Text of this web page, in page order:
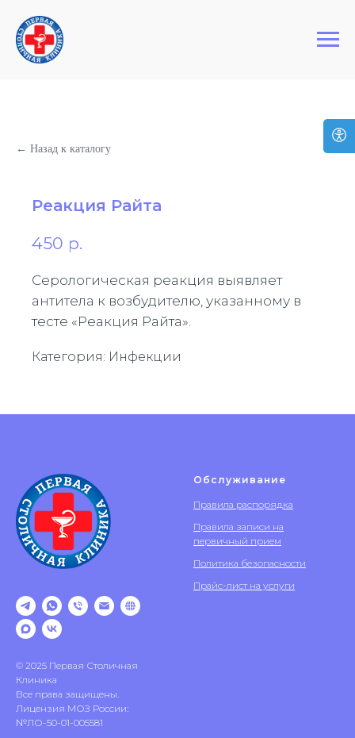
Первая Столичная Клиника
← Назад к каталогу
Реакция Райта
450 р.
Серологическая реакция выявляет
антитела к возбудителю, указанному в
тесте «Реакция Райта».
Категория: Инфекции
© 2025 Первая Столичная
Клиника
Все права защищены.
Лицензия МОЗ России:
№ЛО-50-01-005581
Обслуживание
Правила распорядка
Правила записи на
первичный прием
Политика безопасности
Прайс-лист на услуги